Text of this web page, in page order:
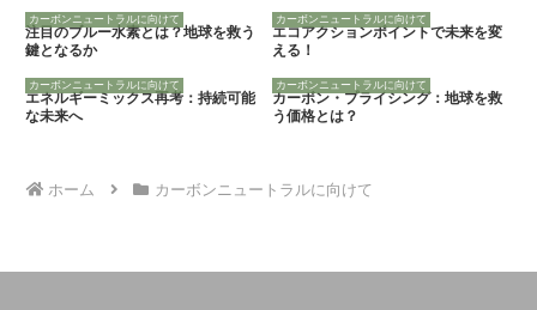
カーボンニュートラルに向けて
注目のブルー水素とは？地球を救う
鍵となるか
カーボンニュートラルに向けて
エコアクションポイントで未来を変
える！
カーボンニュートラルに向けて
エネルギーミックス再考：持続可能
な未来へ
カーボンニュートラルに向けて
カーボン・プライシング：地球を救
う価格とは？
ホーム カーボンニュートラルに向けて